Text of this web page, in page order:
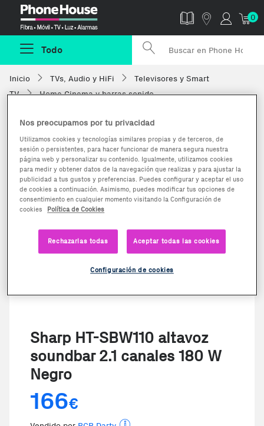
0
Todo
Inicio TVs, Audio y HiFi
Televisores y Smart
TV
Home Cinema y barras sonido
Sharp HT-SBW110 altavoz
soundbar 2.1 canales 180 W
Negro
166€
Nos preocupamos por tu privacidad
Utilizamos cookies y tecnologías similares propias y de terceros, de
sesión o persistentes, para hacer funcionar de manera segura nuestra
página web y personalizar su contenido. Igualmente, utilizamos cookies
para medir y obtener datos de la navegación que realizas y para ajustar la
publicidad a tus gustos y preferencias. Puedes configurar y aceptar el uso
de cookies a continuación. Asimismo, puedes modificar tus opciones de
consentimiento en cualquier momento visitando la Configuración de
cookies
Política de Cookies
Rechazarlas todas Aceptar todas las cookies
Configuración de cookies